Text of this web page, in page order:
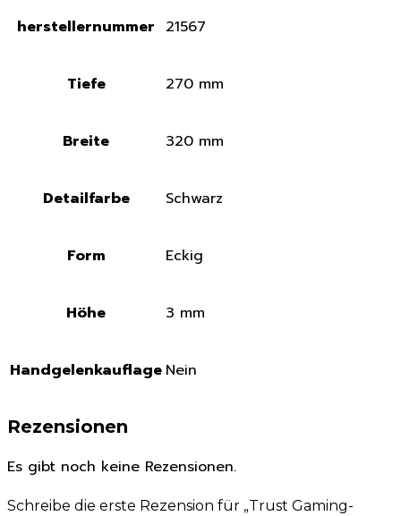
herstellernummer 21567
Tiefe 270 mm
Breite 320 mm
Detailfarbe Schwarz
Form Eckig
Höhe 3 mm
Handgelenkauflage Nein
Rezensionen
Es gibt noch keine Rezensionen.
Schreibe die erste Rezension für „Trust Gaming-